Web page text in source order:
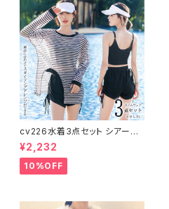
cv226水着3点セット シアート
ップス ラッシュガード 長袖 日焼
け防止 体型カバー
¥2,232
10%OFF